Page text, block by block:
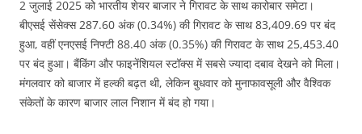
2 जुलाई 2025 को भारतीय शेयर बाजार ने गिरावट के साथ कारोबार समेटा।
बीएसई सेंसेक्स 287.60 अंक (0.34%) की गिरावट के साथ 83,409.69 पर बंद
हुआ, वहीं एनएसई निफ्टी 88.40 अंक (0.35%) की गिरावट के साथ 25,453.40
पर बंद हुआ। बैंकिंग और फाइनेंशियल स्टॉक्स में सबसे ज्यादा दबाव देखने को मिला।
मंगलवार को बाजार में हल्की बढ़त थी, लेकिन बुधवार को मुनाफावसूली और वैश्विक
संकेतों के कारण बाजार लाल निशान में बंद हो गया।